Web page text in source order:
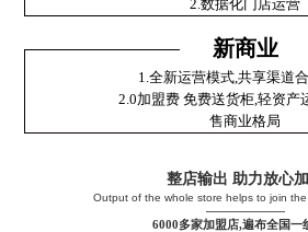
2.数据化门店运营
新商业
1.全新运营模式,共享渠道
2.0加盟费 免费送货柜,轻资产
售商业格局
整店输出 助力放心
Output of the whole store helps to join
——————
6000多家加盟店,遍布全国一